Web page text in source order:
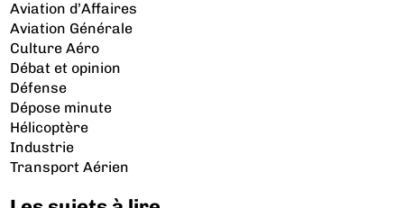
Aviation d’Affaires
Aviation Générale
Culture Aéro
Débat et opinion
Défense
Dépose minute
Hélicoptère
Industrie
Transport Aérien